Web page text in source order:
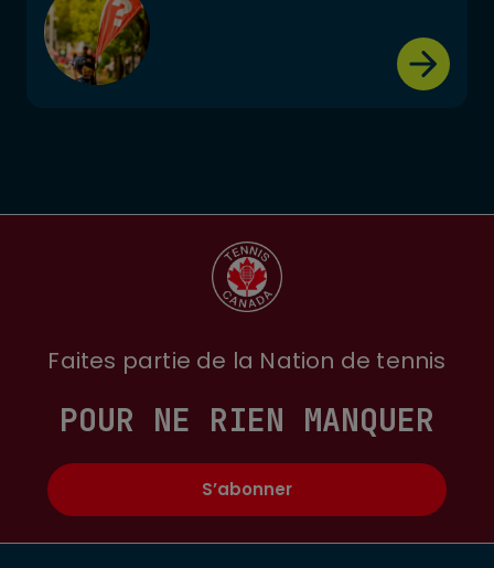
Faites partie de la Nation de tennis
POUR NE RIEN MANQUER
S’abonner